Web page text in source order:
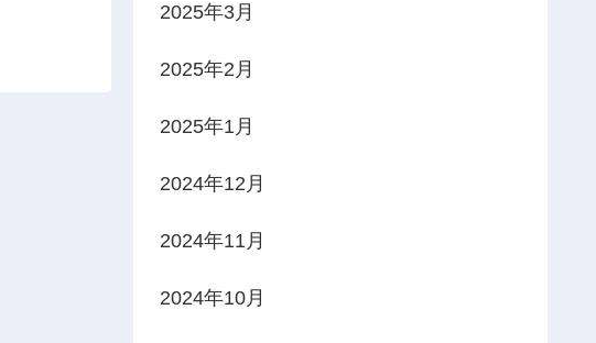
2025年3月
2025年2月
2025年1月
2024年12月
2024年11月
2024年10月